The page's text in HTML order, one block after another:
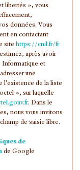
libertés », vous
données. Vous
en contactant
site https://cnil.fr/fr
après avoir
Informatique et
une
de la liste
», sur laquelle
. Dans le
nous vous invitons
de saisie libre.
de
de Google